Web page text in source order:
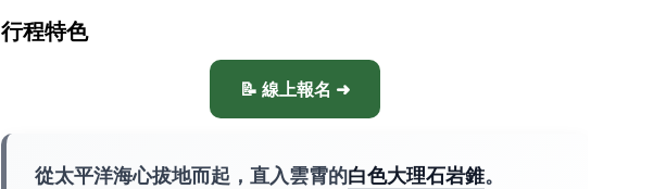
行程特色
📝 線上報名 ➜
從太平洋海心拔地而起，直入雲霄的白色大理石岩錐。